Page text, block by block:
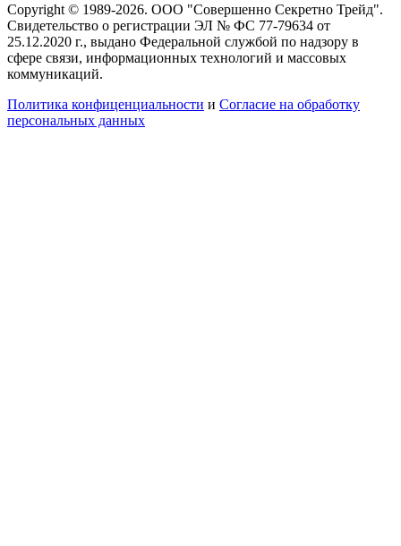
Copyright © 1989-2026. ООО "Совершенно Секретно Трейд".
Свидетельство о регистрации ЭЛ № ФС 77-79634 от
25.12.2020 г., выдано Федеральной службой по надзору в
сфере связи, информационных технологий и массовых
коммуникаций.
Политика конфиценциальности и Согласие на обработку
персональных данных